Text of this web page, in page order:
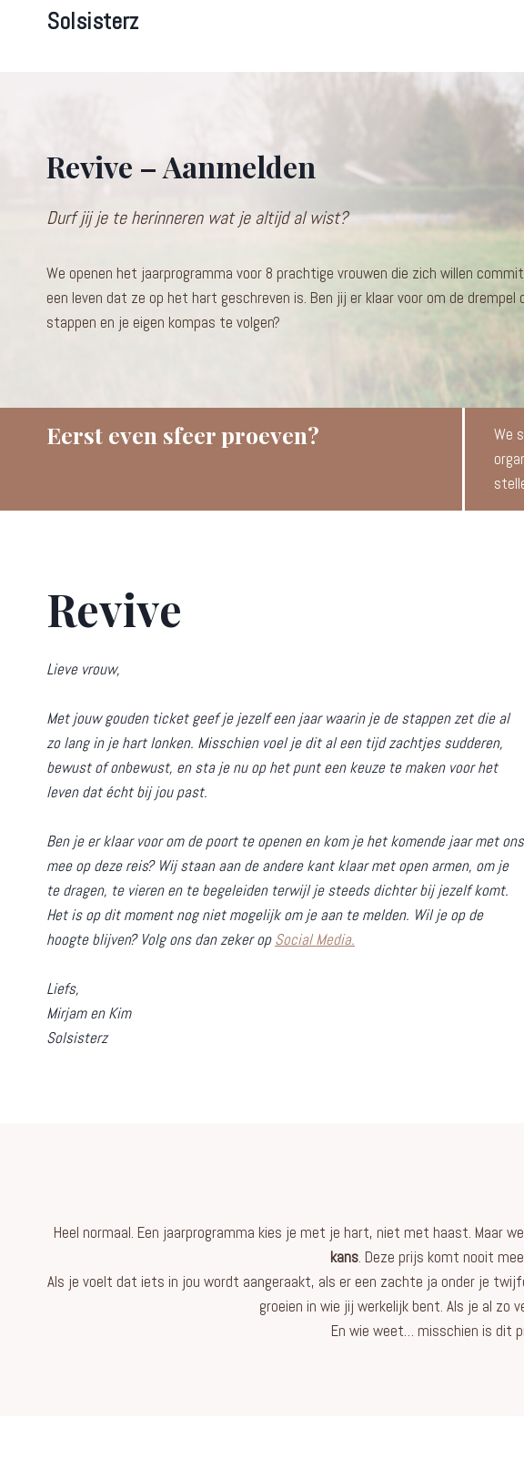
DoorgaanSolsisterz
Revive – Aanmelden
Durf jij je te herinneren wat je altijd al wist?
We openen het jaarprogramma voor 8 prachtige vrouwen die zich willen
een leven dat ze op het hart geschreven is. Ben jij er klaar voor om de drempel
stappen en je eigen kompas te volgen?
Eerst even sfeer proeven?
We
Revive
Lieve vrouw,
Met jouw gouden ticket geef je jezelf een jaar waarin je de stappen zet die al
zo lang in je hart lonken. Misschien voel je dit al een tijd zachtjes sudderen,
bewust of onbewust, en sta je nu op het punt een keuze te maken voor het
leven dat écht bij jou past.
Ben je er klaar voor om de poort te openen en kom je het komende jaar met ons
mee op deze reis? Wij staan aan de andere kant klaar met open armen, om je
te dragen, te vieren en te begeleiden terwijl je steeds dichter bij jezelf komt.
Het is op dit moment nog niet mogelijk om je aan te melden. Wil je op de
hoogte blijven? Volg ons dan zeker opSocial Media.
Liefs,
Mirjam en Kim
Solsisterz
Heel normaal. Een jaarprogramma kies je met je hart, niet met haast. Maar
kans. Deze prijs komt nooit
Als je voelt dat iets in jou wordt aangeraakt, als er een zachte ja onder je
groeien in wie jij werkelijk bent. Als je al zo
En wie weet… misschien is dit